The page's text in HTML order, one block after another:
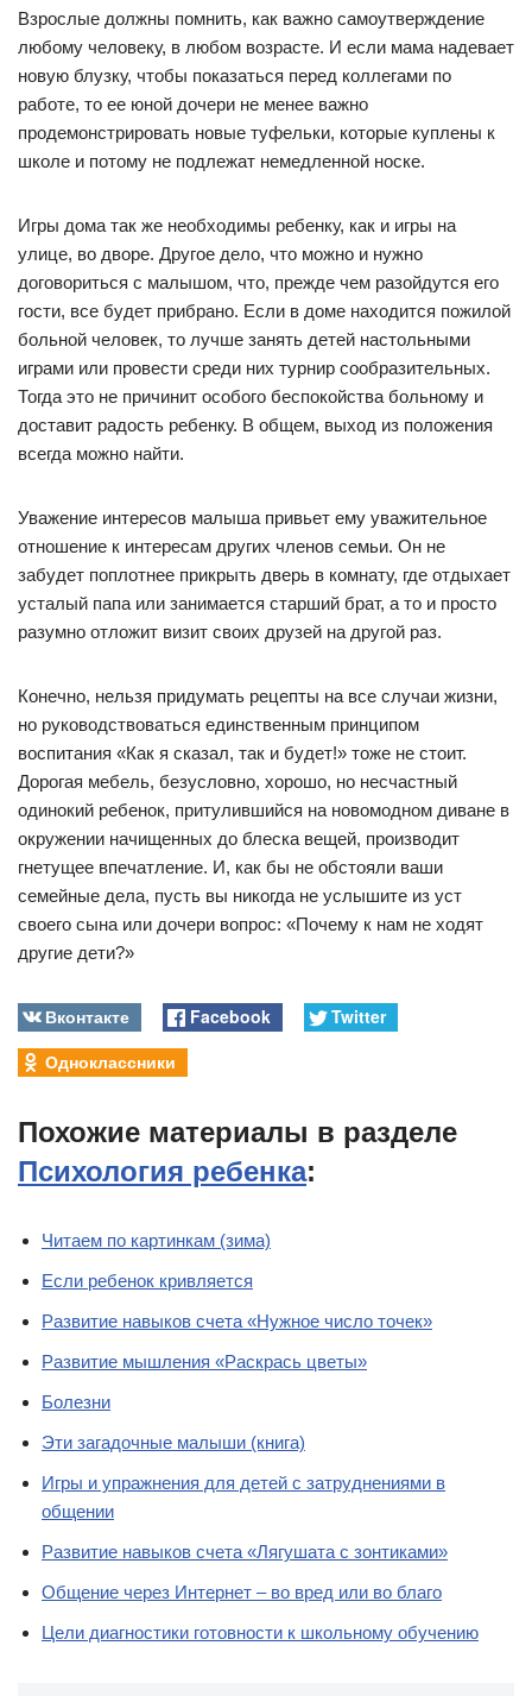
Взрослые должны помнить, как важно самоутверждение
любому человеку, в любом возрасте. И если мама надевает
новую блузку, чтобы показаться перед коллегами по
работе, то ее юной дочери не менее важно
продемонстрировать новые туфельки, которые куплены к
школе и потому не подлежат немедленной носке.
Игры дома так же необходимы ребенку, как и игры на
улице, во дворе. Другое дело, что можно и нужно
договориться с малышом, что, прежде чем разойдутся его
гости, все будет прибрано. Если в доме находится пожилой
больной человек, то лучше занять детей настольными
играми или провести среди них турнир сообразительных.
Тогда это не причинит особого беспокойства больному и
доставит радость ребенку. В общем, выход из положения
всегда можно найти.
Уважение интересов малыша привьет ему уважительное
отношение к интересам других членов семьи. Он не
забудет поплотнее прикрыть дверь в комнату, где отдыхает
усталый папа или занимается старший брат, а то и просто
разумно отложит визит своих друзей на другой раз.
Конечно, нельзя придумать рецепты на все случаи жизни,
но руководствоваться единственным принципом
воспитания «Как я сказал, так и будет!» тоже не стоит.
Дорогая мебель, безусловно, хорошо, но несчастный
одинокий ребенок, притулившийся на новомодном диване в
окружении начищенных до блеска вещей, производит
гнетущее впечатление. И, как бы не обстояли ваши
семейные дела, пусть вы никогда не услышите из уст
своего сына или дочери вопрос: «Почему к нам не ходят
другие дети?»
Вконтакте Facebook
Twitter
Одноклассники
Похожие материалы в разделе
Психология ребенка:
Читаем по картинкам (зима)
Если ребенок кривляется
Развитие навыков счета «Нужное число точек»
Развитие мышления «Раскрась цветы»
Болезни
Эти загадочные малыши (книга)
Игры и упражнения для детей с затруднениями в
общении
Развитие навыков счета «Лягушата с зонтиками»
Общение через Интернет – во вред или во благо
Цели диагностики готовности к школьному обучению